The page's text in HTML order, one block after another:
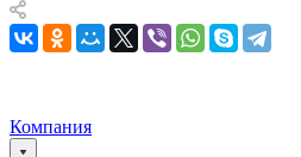
Компания